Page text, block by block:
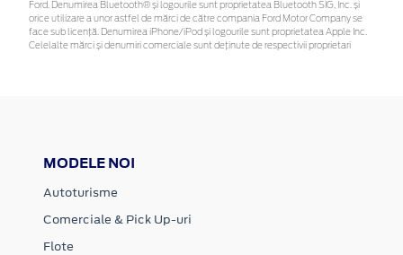
Ford. Denumirea Bluetooth® și logourile sunt proprietatea Bluetooth SIG, Inc. și
orice utilizare a unor astfel de mărci de către compania Ford Motor Company se
face sub licență. Denumirea iPhone/iPod și logourile sunt proprietatea Apple Inc.
Celelalte mărci și denumiri comerciale sunt deținute de respectivii proprietari
MODELE NOI
Autoturisme
Comerciale & Pick Up-uri
Flote